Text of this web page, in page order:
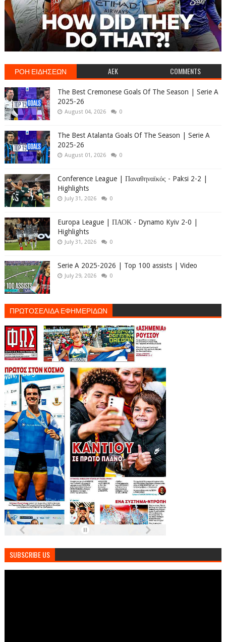
ΡΟΗ ΕΙΔΗΣΕΩΝ AEK COMMENTS
The Best Cremonese Goals Of The Season | Serie A
2025-26
August 04, 2026 0
The Best Atalanta Goals Of The Season | Serie A
2025-26
August 01, 2026 0
Conference League | Παναθηναϊκός - Paksi 2-2 |
Highlights
July 31, 2026 0
Europa League | ΠΑΟΚ - Dynamo Kyiv 2-0 |
Highlights
July 31, 2026 0
Serie A 2025-2026 | Top 100 assists | Video
July 29, 2026 0
ΠΡΩΤΟΣΕΛΙΔΑ ΕΦΗΜΕΡΙΔΩΝ
SUBSCRIBE US